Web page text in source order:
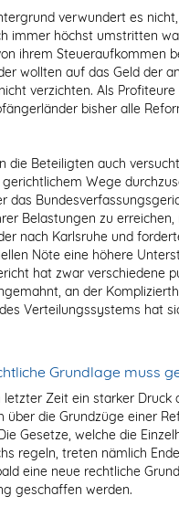
verwundert es
immer höchst umstritten
ihrem Steueraufkommen
wollten auf das Geld der
verzichten. Als
bisher alle
die Beteiligten auch
Wege
das
Belastungen zu
nach Karlsruhe und
Nöte eine höhere
hat zwar verschiedene
an der
Verteilungssystems hat
Grundlage muss
letzter Zeit ein starker Druck
über die Grundzüge einer
Gesetze, welche die
regeln, treten nämlich
eine neue rechtliche
geschaffen werden.